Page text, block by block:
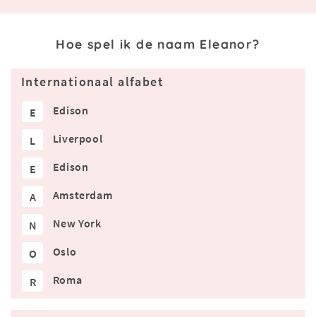
Hoe spel ik de naam Eleanor?
Internationaal alfabet
E Edison
L Liverpool
E Edison
A Amsterdam
N New York
O Oslo
R Roma